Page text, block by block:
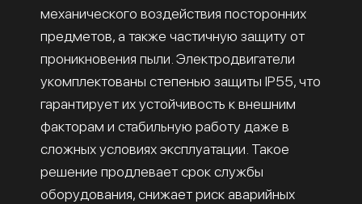
механического воздействия посторонних
предметов, а также частичную защиту от
проникновения пыли. Электродвигатели
укомплектованы степенью защиты IP55, что
гарантирует их устойчивость к внешним
факторам и стабильную работу даже в
сложных условиях эксплуатации. Такое
решение продлевает срок службы
оборудования, снижает риск аварийных